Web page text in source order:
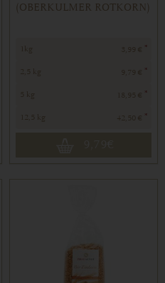
(OBERKULMER ROTKORN)
1kg 3,99 € *
2,5 kg 9,79 € *
5 kg 18,95 € *
12,5 kg 42,50 € *